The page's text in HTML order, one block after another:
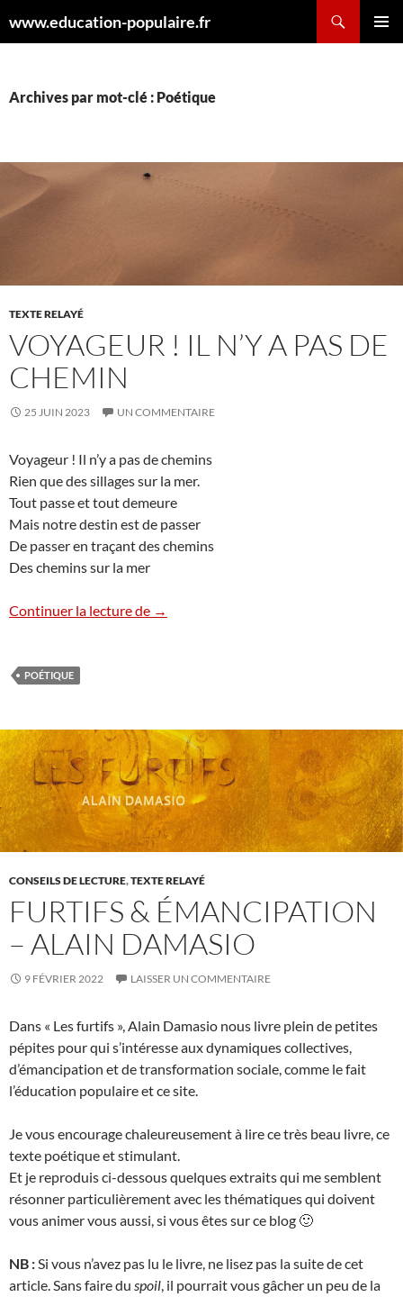
auwww.education-populaire.fr
Archives par mot-clé : Poétique
TEXTE RELAYÉ
VOYAGEUR ! IL N’Y A PAS DE
CHEMIN
25 JUIN 2023 UN COMMENTAIRE
Voyageur ! Il n’y a pas de chemins
Rien que des sillages sur la mer.
Tout passe et tout demeure
Mais notre destin est de passer
De passer en traçant des chemins
Des chemins sur la mer
Continuer la lecture de Voyageur ! Il n’y a pas de chemin
→
POÉTIQUE
CONSEILS DE LECTURE,TEXTE RELAYÉ
FURTIFS & ÉMANCIPATION
– ALAIN DAMASIO
9 FÉVRIER 2022 LAISSER UN COMMENTAIRE
Dans « Les furtifs », Alain Damasio nous livre plein de petites
pépites pour qui s’intéresse aux dynamiques collectives,
d’émancipation et de transformation sociale, comme le fait
l’éducation populaire et ce site.
Je vous encourage chaleureusement à lire ce très beau livre, ce
texte poétique et stimulant.
Et je reproduis ci-dessous quelques extraits qui me semblent
résonner particulièrement avec les thématiques qui doivent
vous animer vous aussi, si vous êtes sur ce blog 🙂
NB :Si vous n’avez pas lu le livre, ne lisez pas la suite de cet
article. Sans faire du spoil, il pourrait vous gâcher un peu de la